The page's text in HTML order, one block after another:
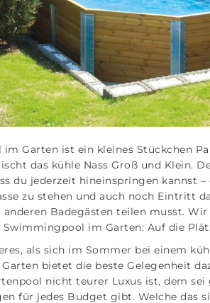
Garten ist ein kleines Stückchen
das kühle Nass Groß und Klein.
du jederzeit hineinspringen kannst
zu stehen und auch noch Eintritt
anderen Badegästen teilen musst.
im Garten: Auf die
als sich im Sommer bei einem
bietet die beste Gelegenheit
nicht teurer Luxus ist, dem sei
für jedes Budget gibt. Welche das